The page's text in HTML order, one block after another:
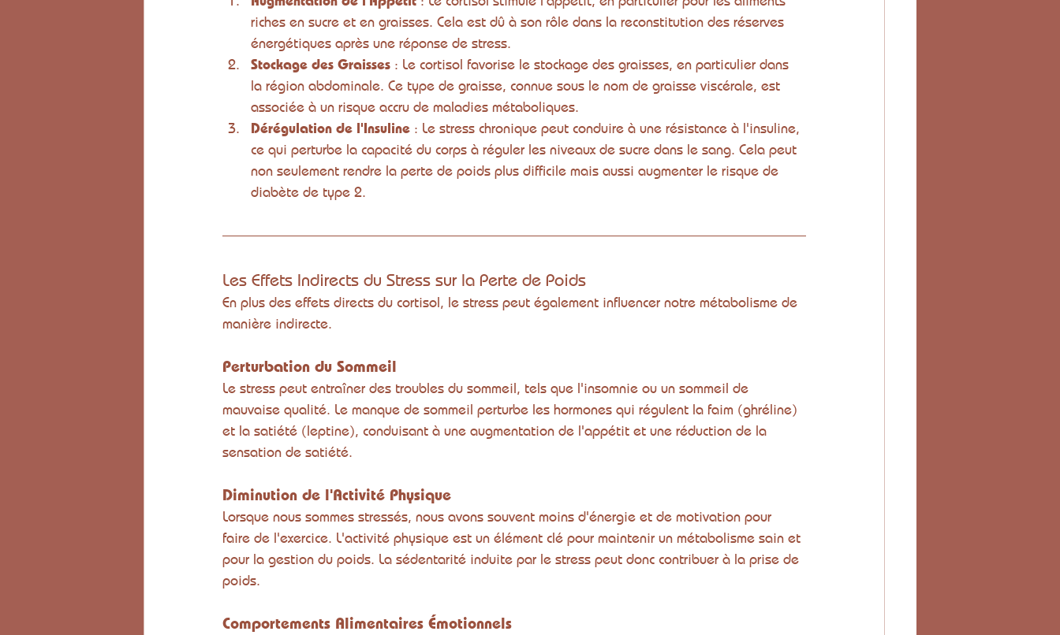
riches en sucre et en graisses. Cela est dû à son rôle dans la reconstitution des réserves
énergétiques après une réponse de stress.
Stockage des Graisses : Le cortisol favorise le stockage des graisses, en particulier dans
la région abdominale. Ce type de graisse, connue sous le nom de graisse viscérale, est
associée à un risque accru de maladies métaboliques.
Dérégulation de l'Insuline : Le stress chronique peut conduire à une résistance à l'insuline,
ce qui perturbe la capacité du corps à réguler les niveaux de sucre dans le sang. Cela peut
non seulement rendre la perte de poids plus difficile mais aussi augmenter le risque de
diabète de type 2.
Les Effets Indirects du Stress sur la Perte de Poids
En plus des effets directs du cortisol, le stress peut également influencer notre métabolisme de
manière indirecte.
Perturbation du Sommeil
Le stress peut entraîner des troubles du sommeil, tels que l'insomnie ou un sommeil de
mauvaise qualité. Le manque de sommeil perturbe les hormones qui régulent la faim (ghréline)
et la satiété (leptine), conduisant à une augmentation de l'appétit et une réduction de la
sensation de satiété.
Diminution de l'Activité Physique
Lorsque nous sommes stressés, nous avons souvent moins d'énergie et de motivation pour
faire de l'exercice. L'activité physique est un élément clé pour maintenir un métabolisme sain et
pour la gestion du poids. La sédentarité induite par le stress peut donc contribuer à la prise de
poids.
Comportements Alimentaires Émotionnels